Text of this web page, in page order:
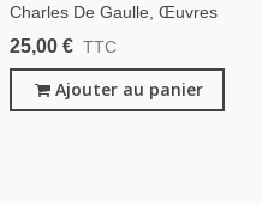
Charles De Gaulle, Œuvres
TI, La Discorde Chez
1963 - Armée, Guerre 1914
1918
25,00 € TTC
Ajouter au panier